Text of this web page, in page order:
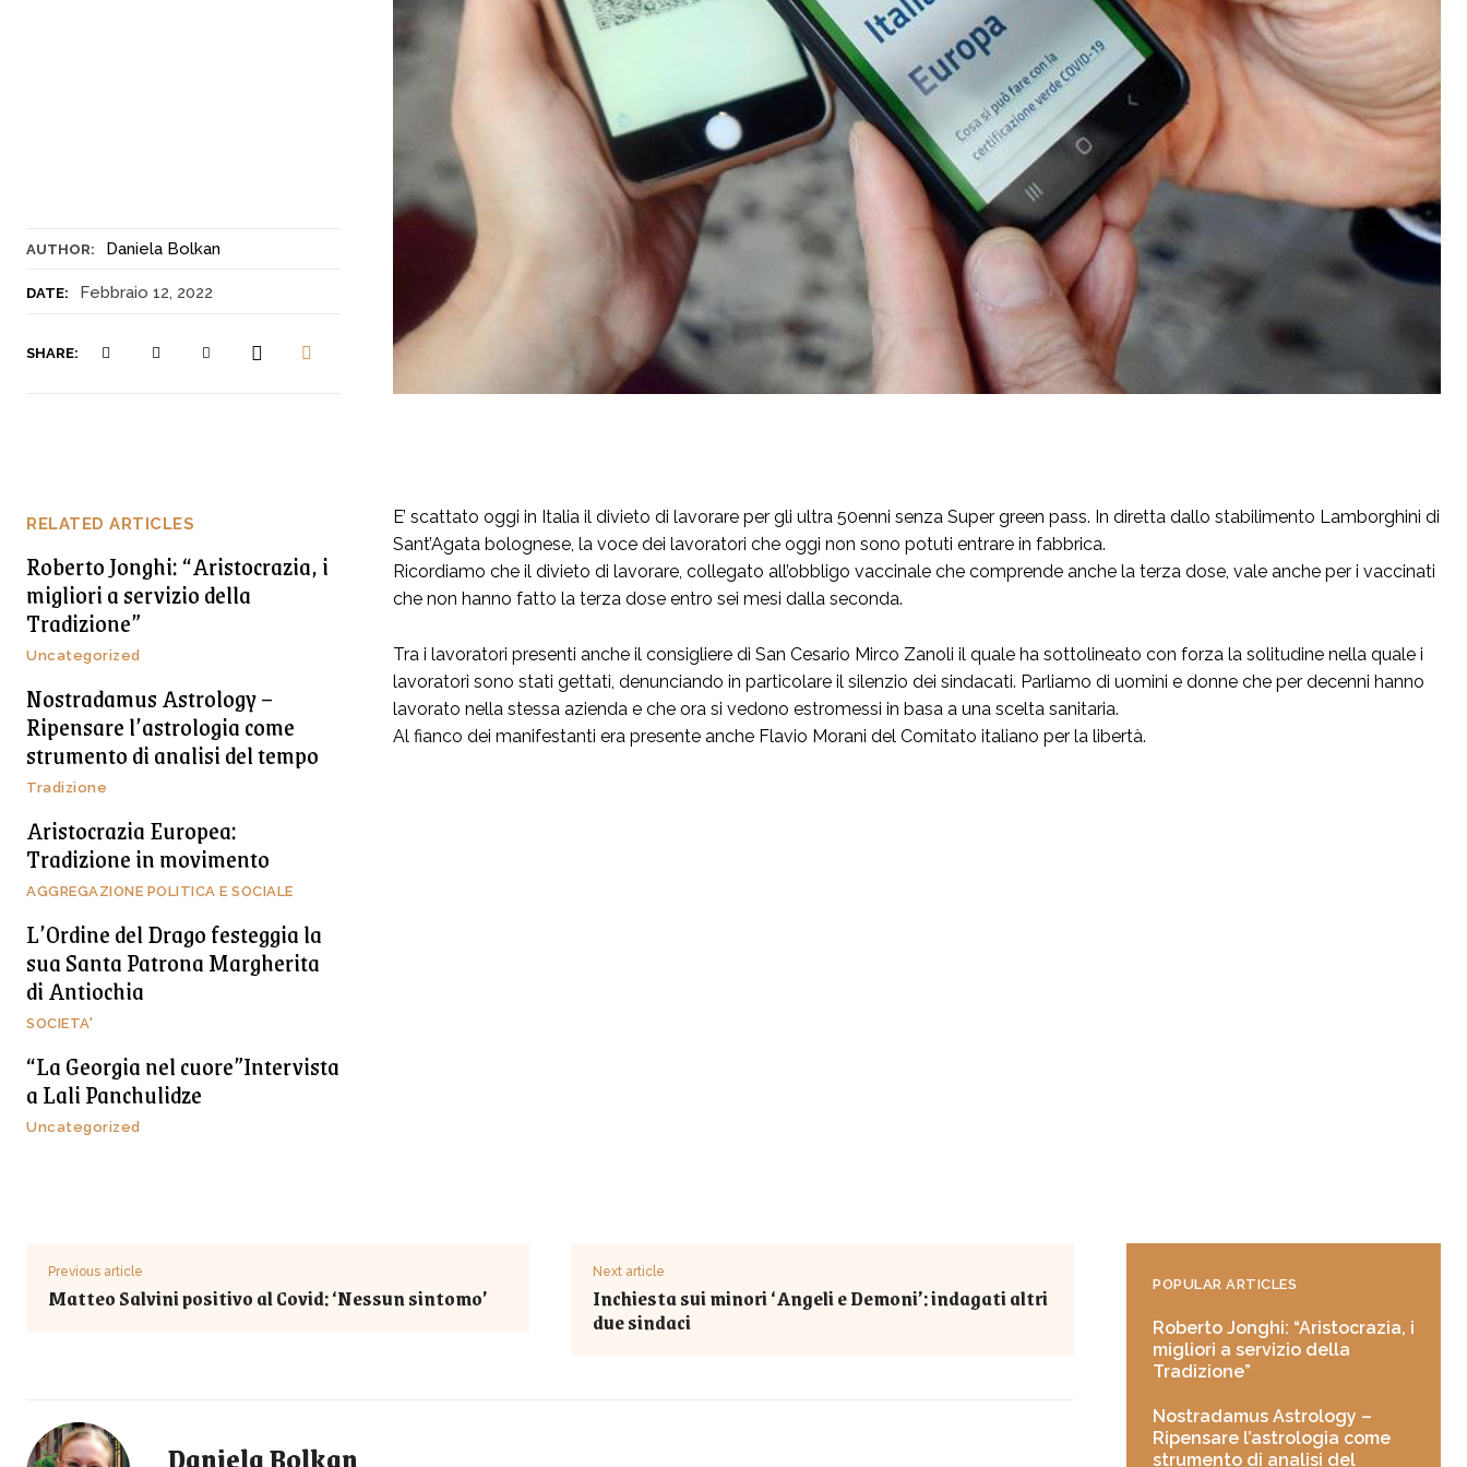
AUTHOR: Daniela Bolkan
DATE: Febbraio 12, 2022
SHARE:
RELATED ARTICLES
Roberto Jonghi: “Aristocrazia, i
migliori a servizio della
Tradizione”
Uncategorized
Nostradamus Astrology –
Ripensare l’astrologia come
strumento di analisi del tempo
Tradizione
Aristocrazia Europea:
Tradizione in movimento
AGGREGAZIONE POLITICA E SOCIALE
L’Ordine del Drago festeggia la
sua Santa Patrona Margherita
di Antiochia
SOCIETA'
“La Georgia nel cuore”Intervista
a Lali Panchulidze
Uncategorized
E’ scattato oggi in Italia il divieto di lavorare per gli ultra 50enni senza Super green pass. In diretta dallo stabilimento Lamborghini di
Sant’Agata bolognese, la voce dei lavoratori che oggi non sono potuti entrare in fabbrica.
Ricordiamo che il divieto di lavorare, collegato all’obbligo vaccinale che comprende anche la terza dose, vale anche per i vaccinati
che non hanno fatto la terza dose entro sei mesi dalla seconda.
Tra i lavoratori presenti anche il consigliere di San Cesario Mirco Zanoli il quale ha sottolineato con forza la solitudine nella quale i
lavoratori sono stati gettati, denunciando in particolare il silenzio dei sindacati. Parliamo di uomini e donne che per decenni hanno
lavorato nella stessa azienda e che ora si vedono estromessi in basa a una scelta sanitaria.
Al fianco dei manifestanti era presente anche Flavio Morani del Comitato italiano per la libertà.
Previous article
Matteo Salvini positivo al Covid: ‘Nessun sintomo’
Next article
Inchiesta sui minori ‘Angeli e Demoni’: indagati altri
due sindaci
POPULAR ARTICLES
Roberto Jonghi: “Aristocrazia, i
migliori a servizio della
Tradizione”
Nostradamus Astrology –
Ripensare l’astrologia come
strumento di analisi del